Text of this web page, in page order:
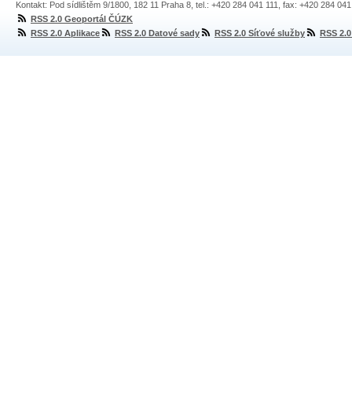
Kontakt: Pod sídlištěm 9/1800, 182 11 Praha 8, tel.: +420 284 041 111, fax: +420 284
RSS 2.0 Geoportál ČÚZK
RSS 2.0 Aplikace
RSS 2.0 Datové sady RSS 2.0 Síťové služby RSS